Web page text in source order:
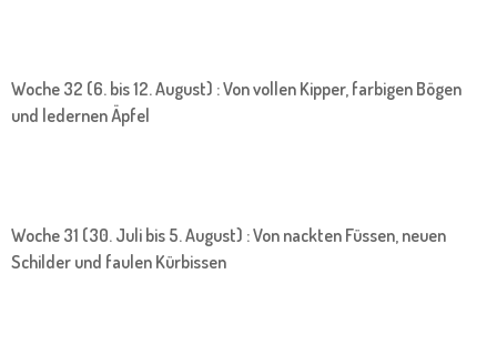
Woche 32 (6. bis 12. August) : Von vollen Kipper, farbigen Bögen
und ledernen Äpfel
Woche 31 (30. Juli bis 5. August) : Von nackten Füssen, neuen
Schilder und faulen Kürbissen